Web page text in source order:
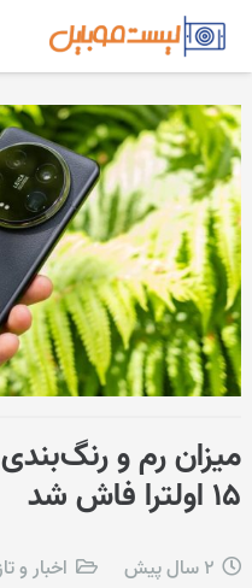
میزان رم و
۱۵ اولترا فاش شد
2 سال پیش اخبار و